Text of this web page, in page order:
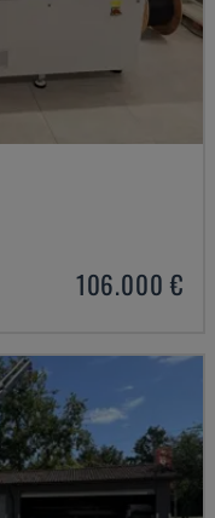
106.000 €